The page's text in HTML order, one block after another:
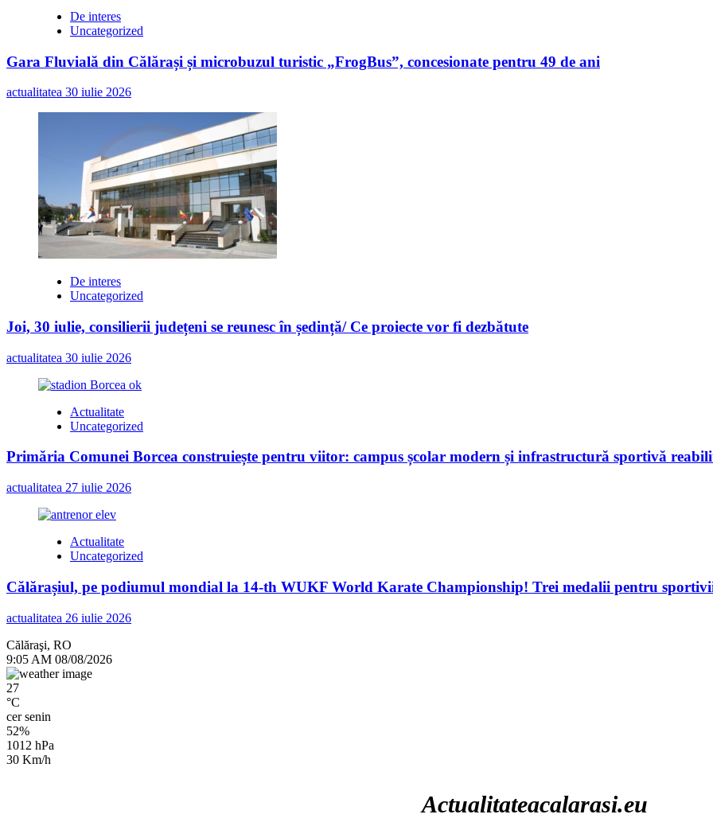
De interes
Uncategorized
Gara Fluvială din Călărași și microbuzul turistic „FrogBus”, concesionate pentru 49 de ani
actualitatea 30 iulie 2026
De interes
Uncategorized
Joi, 30 iulie, consilierii județeni se reunesc în ședință/ Ce proiecte vor fi dezbătute
actualitatea 30 iulie 2026
Actualitate
Uncategorized
Primăria Comunei Borcea construiește pentru viitor: campus școlar modern și infrastructură sportivă
actualitatea 27 iulie 2026
Actualitate
Uncategorized
Călărașiul, pe podiumul mondial la 14-th WUKF World Karate Championship! Trei medalii pentru
actualitatea 26 iulie 2026
Călăraşi, RO
9:05 AM 08/08/2026
27
°C
cer senin
52%
1012 hPa
30 Km/h
Actualitateacalarasi.eu